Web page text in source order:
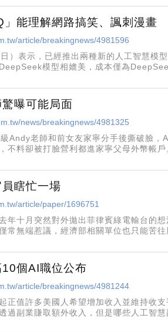
能理解網路搞笑、諷刺漫畫
article/breakingnews/4981596
）表示，已經推出兩種新的人工智慧模
模型相媲美，成本僅為
曝可能局面
news/breakingnews/4981325
Andy老師和前女友家寧分手後撕破臉，
不料卻被打臉營利都進家寧父母外幣帳戶
瞎忙一場
article/paper/1696751
年十月突然對外拋出菲律賓綠電輸台的
常無端惹議，經濟部相關單位也只能苦往
個AI職位公布
article/breakingnews/4981244
正值許多美國人希望增加收入並維持收
過副業賺取額外收入，但是哪些人工智慧